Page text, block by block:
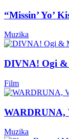
“Missin’ Yo’
Muzika
DIVNA! Ogi &
Film
Muzika